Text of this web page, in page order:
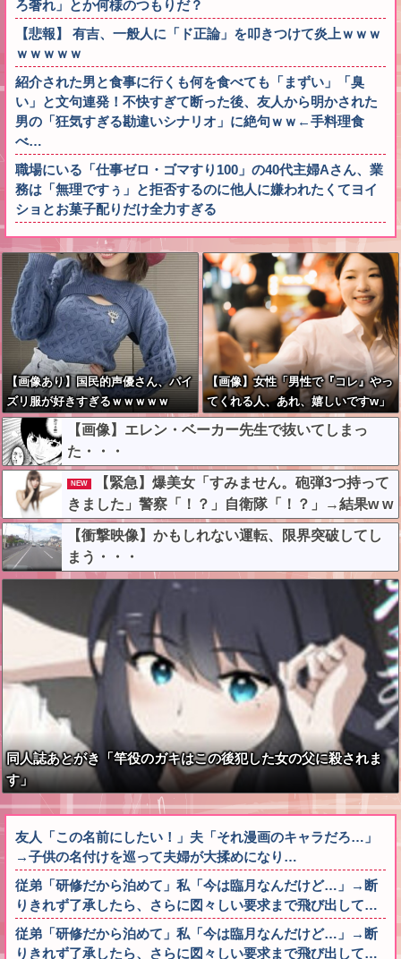
ろ奢れ」とか何様のつもりだ？
【悲報】 有吉、一般人に「ド正論」を叩きつけて炎上ｗｗｗ
ｗｗｗｗｗ
紹介された男と食事に行くも何を食べても「まずい」「臭
い」と文句連発！不快すぎて断った後、友人から明かされた
男の「狂気すぎる勘違いシナリオ」に絶句ｗｗ←手料理食
べ…
職場にいる「仕事ゼロ・ゴマすり100」の40代主婦Aさん、業
務は「無理ですぅ」と拒否するのに他人に嫌われたくてヨイ
ショとお菓子配りだけ全力すぎる
【画像あり】国民的声優さん、パイ
ズリ服が好きすぎるｗｗｗｗｗ
【画像】女性「男性で『コレ』やっ
てくれる人、あれ、嬉しいですw」
→まさかの行為がこちらw w w w w
w w w w
【画像】エレン・ベーカー先生で抜いてしまっ
た・・・
NEW
【緊急】爆美女「すみません。砲弾3つ持って
きました」警察「！？」自衛隊「！？」→結果w w
w w w w w w
【衝撃映像】かもしれない運転、限界突破してし
まう・・・
同人誌あとがき「竿役のガキはこの後犯した女の父に殺されま
す」
友人「この名前にしたい！」夫「それ漫画のキャラだろ…」
→子供の名付けを巡って夫婦が大揉めになり…
従弟「研修だから泊めて」私「今は臨月なんだけど…」→断
りきれず了承したら、さらに図々しい要求まで飛び出して…
従弟「研修だから泊めて」私「今は臨月なんだけど…」→断
りきれず了承したら、さらに図々しい要求まで飛び出して…